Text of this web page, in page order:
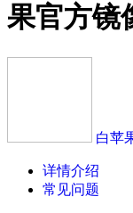
果官方镜
白苹
详情介绍
常见问题